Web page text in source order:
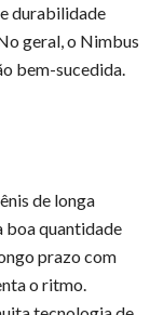
durabilidade
geral, o Nimbus
bem-sucedida.
de longa
boa quantidade
prazo com
o ritmo.